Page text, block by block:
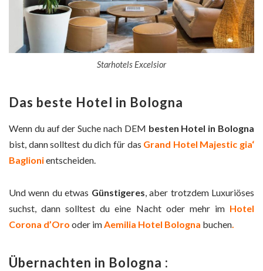
Starhotels Excelsior
Das beste Hotel in Bologna
Wenn du auf der Suche nach DEM besten Hotel in Bologna
bist, dann solltest du dich für das Grand Hotel Majestic gia‘
Baglionientscheiden.
Und wenn du etwas Günstigeres , aber trotzdem Luxuriöses
suchst, dann solltest du eine Nacht oder mehr im Hotel
Corona d’Oro oder im Aemilia Hotel Bologna buchen
Übernachten in Bologna :